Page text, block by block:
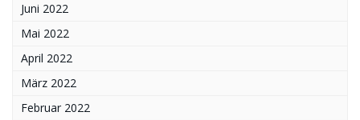
Juni 2022
Mai 2022
April 2022
März 2022
Februar 2022